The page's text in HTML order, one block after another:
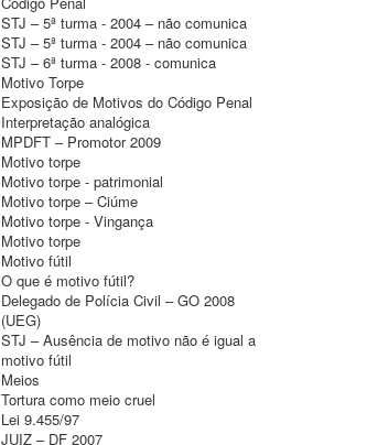
STJ – 5ª turma - 2004 – não comunica
STJ – 5ª turma - 2004 – não comunica
STJ – 6ª turma - 2008 - comunica
Motivo Torpe
Exposição de Motivos do Código Penal
Interpretação analógica
MPDFT – Promotor 2009
Motivo torpe
Motivo torpe - patrimonial
Motivo torpe – Ciúme
Motivo torpe - Vingança
Motivo torpe
Motivo fútil
O que é motivo fútil?
Delegado de Polícia Civil – GO 2008
(UEG)
STJ – Ausência de motivo não é igual a
motivo fútil
Meios
Tortura como meio cruel
Lei 9.455/97
JUIZ – DF 2007